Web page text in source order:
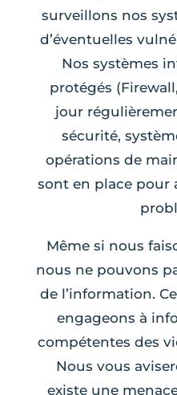
surveillons nos
d’éventuelles
Nos systèmes
protégés
jour
sécurité,
opérations de
sont en place pour
Même si nous
nous ne pouvons
de l’information.
engageons à
compétentes des
Nous vous
existe une